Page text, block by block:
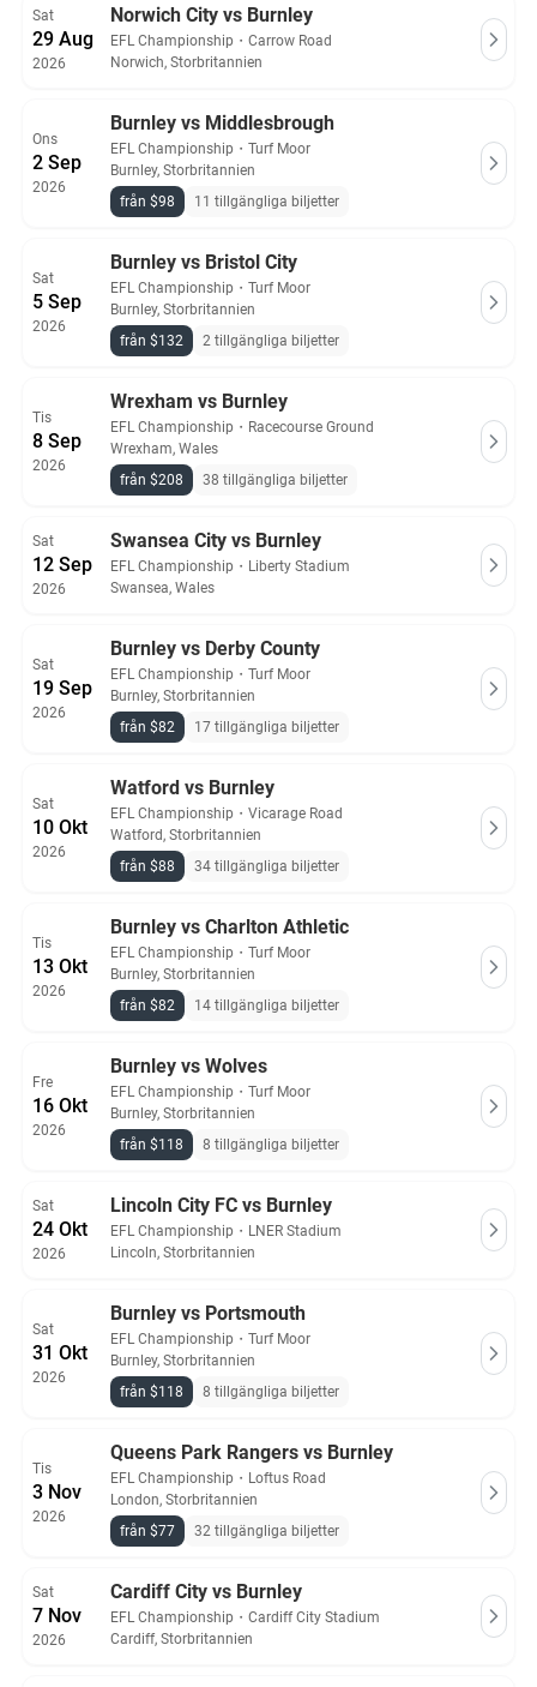
Sat
29 Aug
2026
Norwich City vs Burnley
EFL Championship ・ Carrow Road
Norwich, Storbritannien
Ons
2 Sep
2026
Burnley vs Middlesbrough
EFL Championship ・ Turf Moor
Burnley, Storbritannien
från $98
11 tillgängliga biljetter
Sat
5 Sep
2026
Burnley vs Bristol City
EFL Championship ・ Turf Moor
Burnley, Storbritannien
från $132
2 tillgängliga biljetter
Tis
8 Sep
2026
Wrexham vs Burnley
EFL Championship ・ Racecourse Ground
Wrexham, Wales
från $208
38 tillgängliga biljetter
Sat
12 Sep
2026
Swansea City vs Burnley
EFL Championship ・ Liberty Stadium
Swansea, Wales
Sat
19 Sep
2026
Burnley vs Derby County
EFL Championship ・ Turf Moor
Burnley, Storbritannien
från $82
17 tillgängliga biljetter
Sat
10 Okt
2026
Watford vs Burnley
EFL Championship ・ Vicarage Road
Watford, Storbritannien
från $88
34 tillgängliga biljetter
Tis
13 Okt
2026
Burnley vs Charlton Athletic
EFL Championship ・ Turf Moor
Burnley, Storbritannien
från $82
14 tillgängliga biljetter
Fre
16 Okt
2026
Burnley vs Wolves
EFL Championship ・ Turf Moor
Burnley, Storbritannien
från $118
8 tillgängliga biljetter
Sat
24 Okt
2026
Lincoln City FC vs Burnley
EFL Championship ・ LNER Stadium
Lincoln, Storbritannien
Sat
31 Okt
2026
Burnley vs Portsmouth
EFL Championship ・ Turf Moor
Burnley, Storbritannien
från $118
8 tillgängliga biljetter
Tis
3 Nov
2026
Queens Park Rangers vs Burnley
EFL Championship ・ Loftus Road
London, Storbritannien
från $77
32 tillgängliga biljetter
Sat
7 Nov
2026
Cardiff City vs Burnley
EFL Championship ・ Cardiff City Stadium
Cardiff, Storbritannien